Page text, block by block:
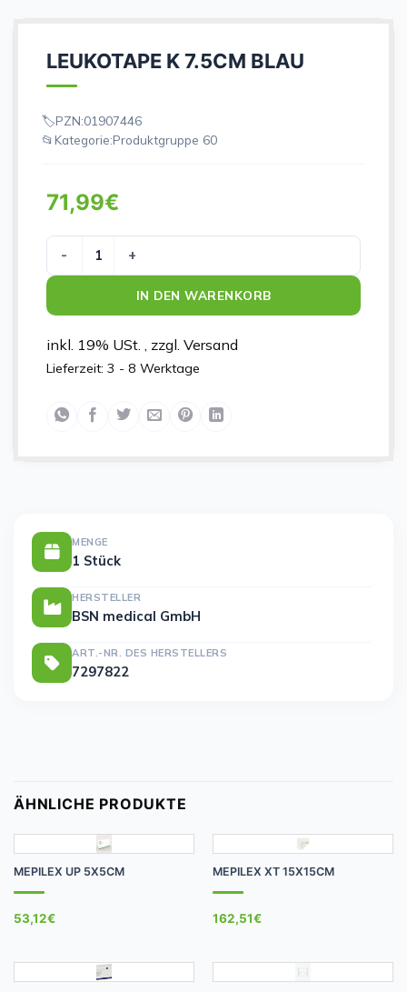
LEUKOTAPE K 7.5CM BLAU
PZN:01907446
Kategorie:Produktgruppe 60
71,99€
LEUKOTAPE K 7.5CM BLAU Menge
IN DEN WARENKORB
inkl. 19% USt. , zzgl. Versand
Lieferzeit: 3 - 8 Werktage
MENGE
1 Stück
HERSTELLER
BSN medical GmbH
ART.-NR. DES HERSTELLERS
7297822
ÄHNLICHE PRODUKTE
MEPILEX UP 5X5CM
53,12€
MEPILEX XT 15X15CM
162,51€